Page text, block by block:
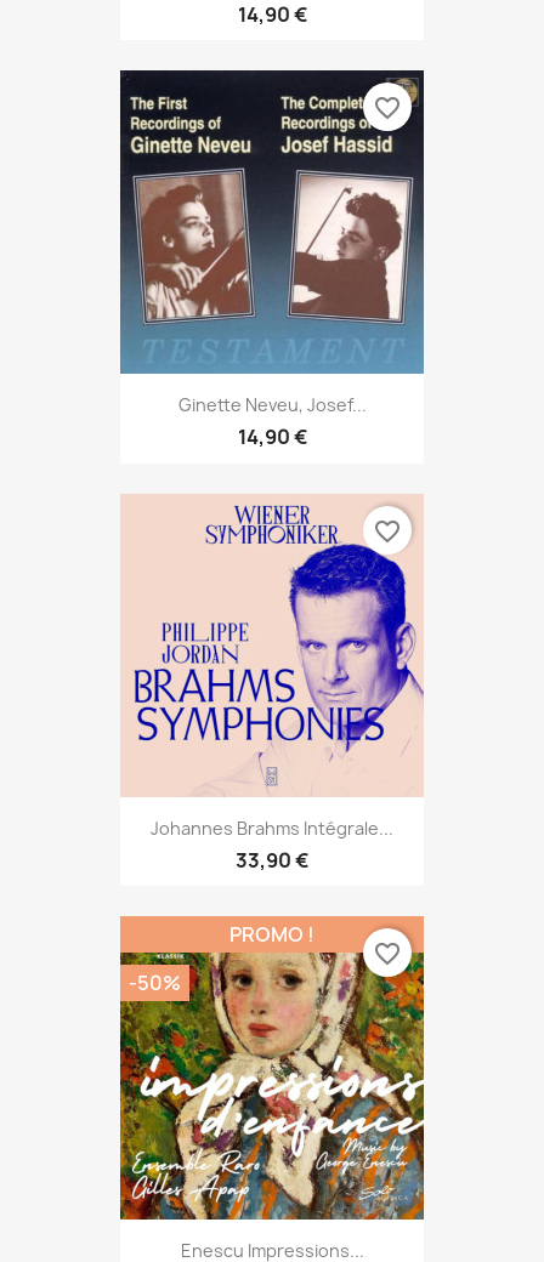
14,90 €
Ginette Neveu, Josef...
14,90 €
favorite_border
Johannes Brahms Intégrale...
33,90 €
favorite_border
Enescu Impressions...
PROMO !
-50%
favorite_border